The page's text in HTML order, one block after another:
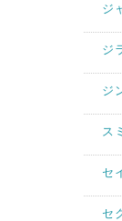
ジ
ジ
ジ
ス
セ
セ